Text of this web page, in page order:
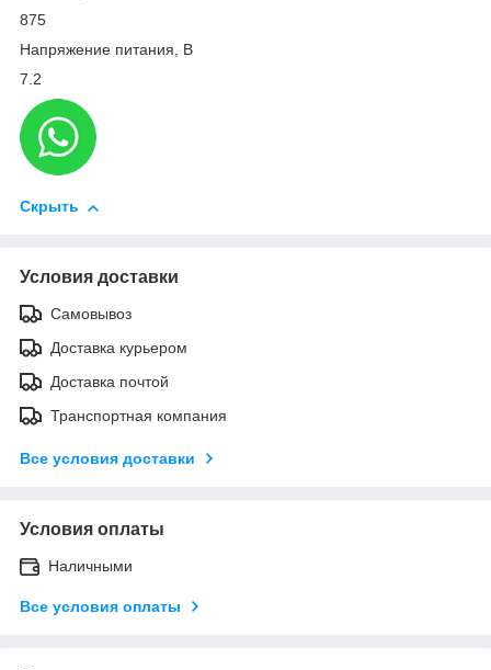
875
Напряжение питания, В
7.2
Скрыть
Условия доставки
Самовывоз
Доставка курьером
Доставка почтой
Транспортная компания
Все условия доставки
Условия оплаты
Наличными
Все условия оплаты